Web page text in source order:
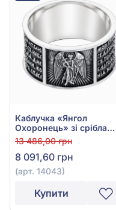
Каблучка «Янгол
Охоронець» зі срібла
925°, арт. 14043
13 486,00 грн
8 091,60 грн
(арт. 14043)
Купити